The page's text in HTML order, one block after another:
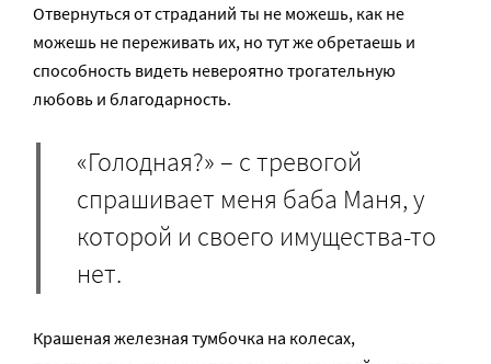
Отвернуться от страданий ты не можешь, как не
можешь не переживать их, но тут же обретаешь и
способность видеть невероятно трогательную
любовь и благодарность.
«Голодная?» – с тревогой
спрашивает меня баба Маня, у
которой и своего имущества-то
нет.
Крашеная железная тумбочка на колесах,